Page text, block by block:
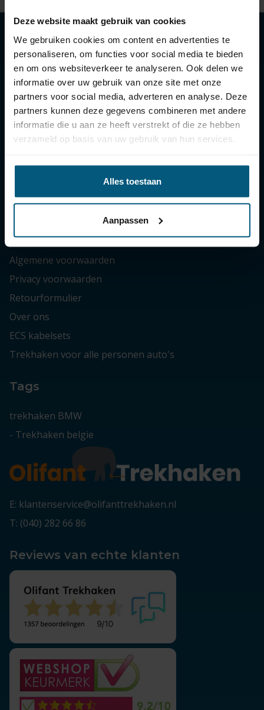
Deze website maakt gebruik van cookies
We gebruiken cookies om content en advertenties te
personaliseren, om functies voor social media te bieden
en om ons websiteverkeer te analyseren. Ook delen we
informatie over uw gebruik van onze site met onze
partners voor social media, adverteren en analyse. Deze
partners kunnen deze gegevens combineren met andere
informatie die u aan ze heeft verstrekt of die ze hebben
verzameld op basis van uw gebruik van hun services.
Alles toestaan
Aanpassen
Klantenservice
Contactgegevens
Bezorgen en afhalen
Bestellen en betalen
Retourneren, ruilen en garantie
Technische vragen / hulp bij montage
Zakelijke bestellingen
Algemene voorwaarden
Privacy voorwaarden
Retourformulier
Over ons
ECS kabelsets
Trekhaken voor alle personen auto's
Tags
trekhaken BMW
- Trekhaken belgie
E: klantenservice@olifanttrekhaken.nl
T: (040) 282 66 86
Reviews van echte klanten